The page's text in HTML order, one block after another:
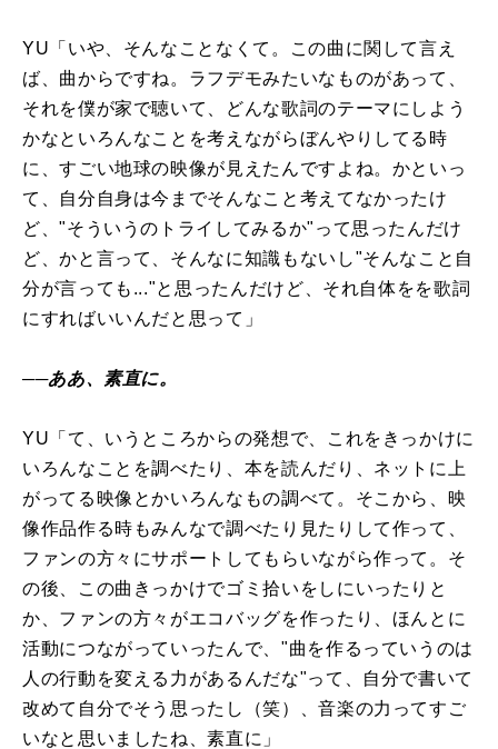
YU「いや、そんなことなくて。この曲に関して言え
ば、曲からですね。ラフデモみたいなものがあって、
それを僕が家で聴いて、どんな歌詞のテーマにしよう
かなといろんなことを考えながらぼんやりしてる時
に、すごい地球の映像が見えたんですよね。かといっ
て、自分自身は今までそんなこと考えてなかったけ
ど、"そういうのトライしてみるか"って思ったんだけ
ど、かと言って、そんなに知識もないし"そんなこと自
分が言っても..."と思ったんだけど、それ自体をを歌詞
にすればいいんだと思って」
──ああ、素直に。
YU「て、いうところからの発想で、これをきっかけに
いろんなことを調べたり、本を読んだり、ネットに上
がってる映像とかいろんなもの調べて。そこから、映
像作品作る時もみんなで調べたり見たりして作って、
ファンの方々にサポートしてもらいながら作って。そ
の後、この曲きっかけでゴミ拾いをしにいったりと
か、ファンの方々がエコバッグを作ったり、ほんとに
活動につながっていったんで、"曲を作るっていうのは
人の行動を変える力があるんだな"って、自分で書いて
改めて自分でそう思ったし（笑）、音楽の力ってすご
いなと思いましたね、素直に」